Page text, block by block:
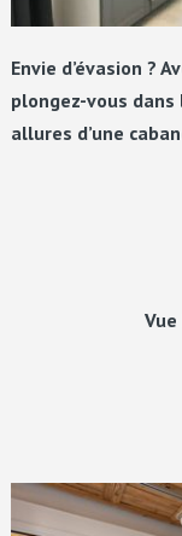
Envie d’évasion ?
plongez-vous
allures d’une